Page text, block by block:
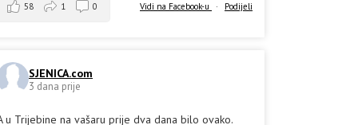
Vidi na Facebook-u · Podijeli
58 1 0
SJENICA.com
3 dana prije
u Trijebine na vašaru prije dva dana bilo ovako.